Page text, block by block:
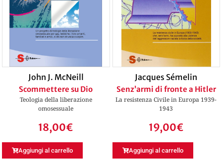
John J. McNeill
Scommettere su Dio
Teologia della liberazione
omosessuale
18,00€
Aggiungi al carrello
Jacques Sémelin
Senz’armi di fronte a Hitler
La resistenza Civile in Europa 1939-
1943
19,00€
Aggiungi al carrello